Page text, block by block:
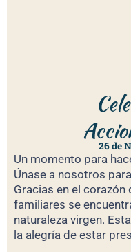
26 de
Un momento para
Únase a nosotros
Gracias en el corazón
familiares se
naturaleza virgen.
la alegría de estar